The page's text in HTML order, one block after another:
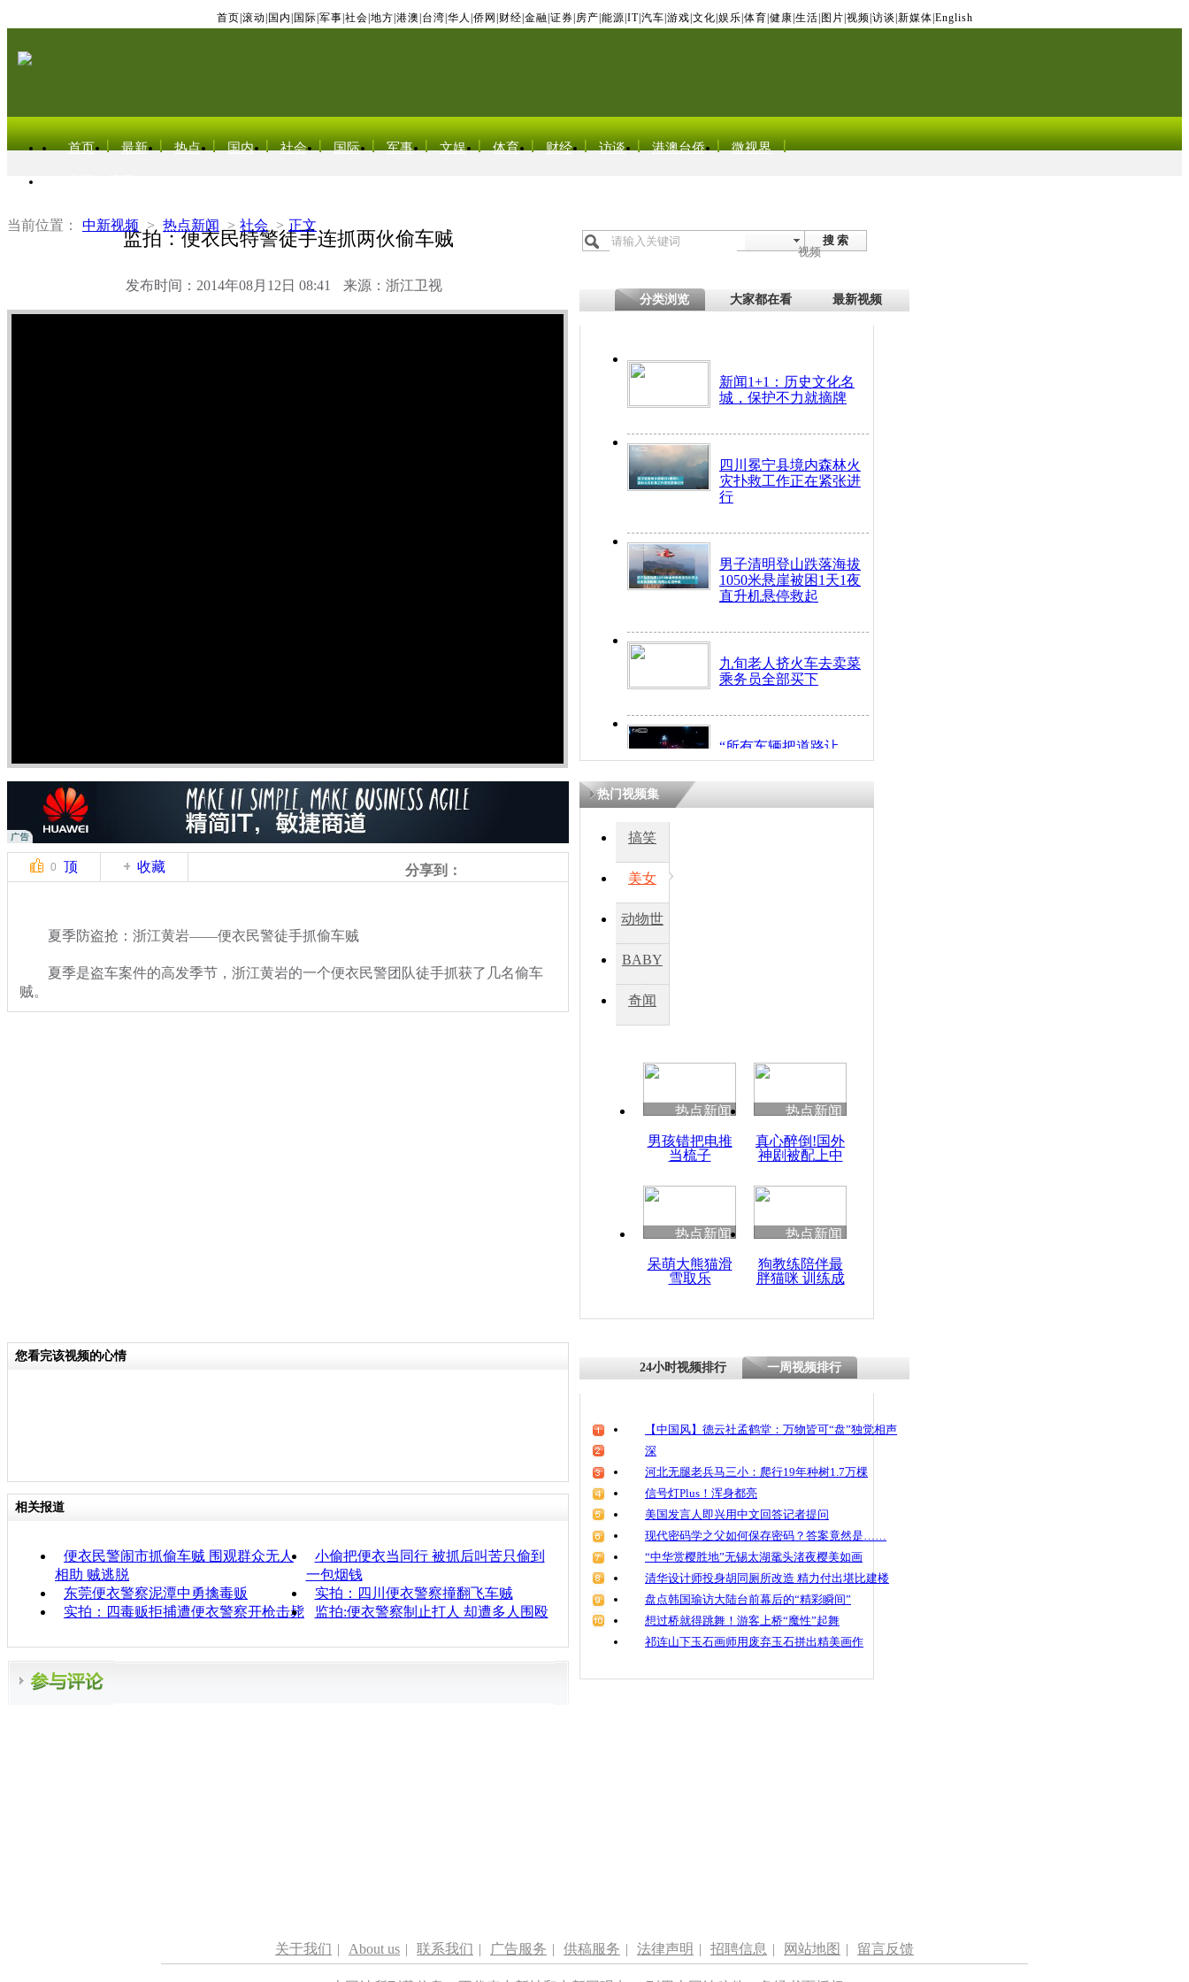
首页 滚动 国内 国际 军事 社会 地方 港澳 台湾 华人 侨网 财经 金融 证券 房产 能源 IT| 汽车 游戏 文化 娱乐 体育 健康 生活 图片 视频 访谈 新媒体 English
首页 最新 热点 国内 社会 国际 军事 文娱 体育 财经 访谈 港澳台侨 微视界
当前位置： 中新视频 > 热点新闻 > 社会 > 正文
监拍：便衣民特警徒手连抓两伙偷车贼
发布时间：2014年08月12日 08:41 来源：浙江卫视
搜 索
视频
分类浏览 大家都在看 最新视频
新闻1+1：历史文化名
城，保护不力就摘牌
四川冕宁县境内森林火
灾扑救工作正在紧张进
行
男子清明登山跌落海拔
1050米悬崖被困1天1夜
直升机悬停救起
九旬老人挤火车去卖菜
乘务员全部买下
“所有车辆把道路让
开！”儿童突发疾病交
因
度苗族花山节
魂
0 顶 收藏 分享到：
夏季防盗抢：浙江黄岩——便衣民警徒手抓偷车贼
夏季是盗车案件的高发季节，浙江黄岩的一个便衣民警团队徒手抓获了几名偷车
贼。
热门视频集
搞笑
美女
动物世
BABY
秀
奇闻
热点新闻
男孩错把电推
当梳子
热点新闻
真心醉倒!国外
神剧被配上中
热点新闻
呆萌大熊猫滑
雪取乐
热点新闻
狗教练陪伴最
胖猫咪 训练成
您看完该视频的心情
相关报道
便衣民警闹市抓偷车贼 围观群众无人
相助 贼逃脱
小偷把便衣当同行 被抓后叫苦只偷到
一包烟钱
东莞便衣警察泥潭中勇擒毒贩
实拍：四川便衣警察撞翻飞车贼
实拍：四毒贩拒捕遭便衣警察开枪击毙
监拍:便衣警察制止打人 却遭多人围殴
24小时视频排行 一周视频排行
【中国风】德云社孟鹤堂：万物皆可“盘”独觉相声
深
河北无腿老兵马三小：爬行19年种树1.7万棵
信号灯Plus！浑身都亮
美国发言人即兴用中文回答记者提问
现代密码学之父如何保存密码？答案竟然是……
“中华赏樱胜地”无锡太湖鼋头渚夜樱美如画
清华设计师投身胡同厕所改造 精力付出堪比建楼
盘点韩国瑜访大陆台前幕后的“精彩瞬间”
想过桥就得跳舞！游客上桥“魔性”起舞
祁连山下玉石画师用废弃玉石拼出精美画作
关于我们 | About us | 联系我们 | 广告服务 | 供稿服务 | 法律声明 | 招聘信息 | 网站地图 | 留言反馈